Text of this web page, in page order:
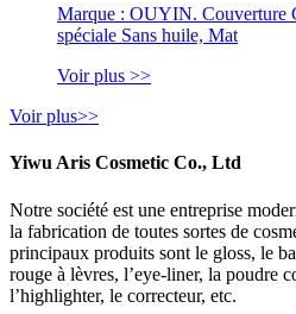
Marque : OUYIN. Couverture
spéciale Sans huile, Mat
Voir plus >>
Voir plus>>
Yiwu Aris Cosmetic Co., Ltd
Notre société est une entreprise
la fabrication de toutes sortes de
principaux produits sont le gloss, le
rouge à lèvres, l’eye-liner, la poudre
l’highlighter, le correcteur, etc.